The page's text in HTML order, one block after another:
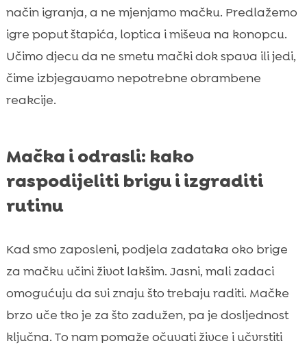
način igranja, a ne mjenjamo mačku. Predlažemo
igre poput štapića, loptica i miševa na konopcu.
Učimo djecu da ne smetu mački dok spava ili jedi,
čime izbjegavamo nepotrebne obrambene
reakcije.
Mačka i odrasli: kako
raspodijeliti brigu i izgraditi
rutinu
Kad smo zaposleni, podjela zadataka oko brige
za mačku učini život lakšim. Jasni, mali zadaci
omogućuju da svi znaju što trebaju raditi. Mačke
brzo uče tko je za što zadužen, pa je dosljednost
ključna. To nam pomaže očuvati živce i učvrstiti